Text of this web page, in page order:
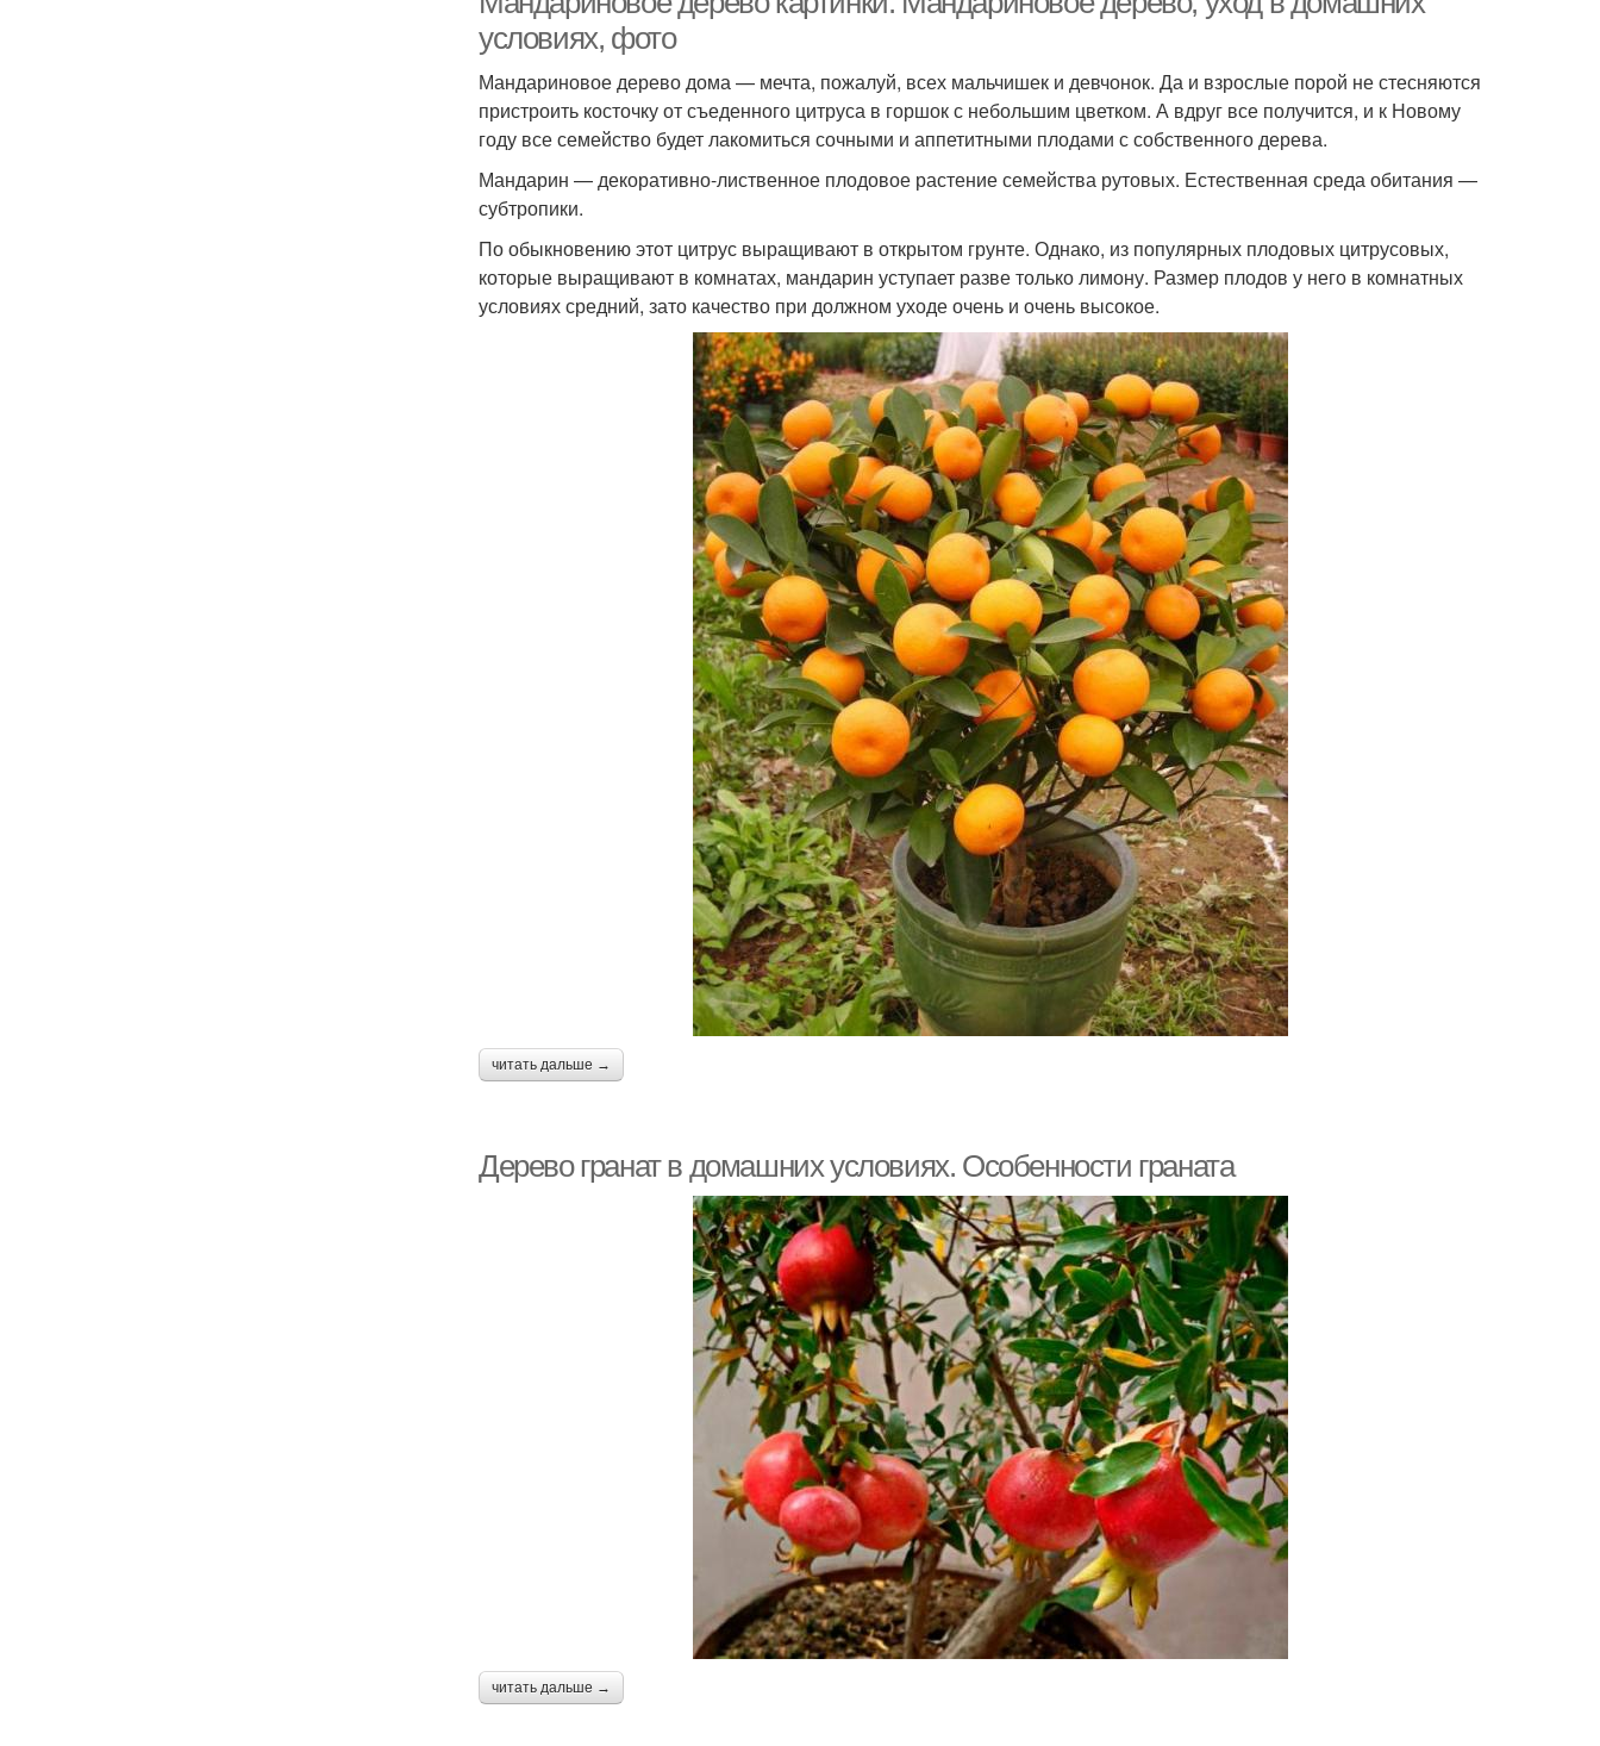
условиях, фото
Мандариновое дерево дома — мечта, пожалуй, всех мальчишек и девчонок. Да и взрослые порой не стесняются
пристроить косточку от съеденного цитруса в горшок с небольшим цветком. А вдруг все получится, и к Новому
году все семейство будет лакомиться сочными и аппетитными плодами с собственного дерева.
Мандарин — декоративно-лиственное плодовое растение семейства рутовых. Естественная среда обитания —
субтропики.
По обыкновению этот цитрус выращивают в открытом грунте. Однако, из популярных плодовых цитрусовых,
которые выращивают в комнатах, мандарин уступает разве только лимону. Размер плодов у него в комнатных
условиях средний, зато качество при должном уходе очень и очень высокое.
читать дальше →
Дерево гранат в домашних условиях. Особенности граната
читать дальше →